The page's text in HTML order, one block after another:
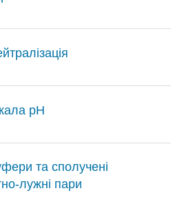
рН
та сполучені
лужні пари